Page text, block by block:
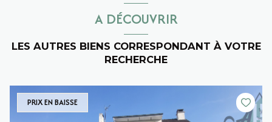
A DÉCOUVRIR
LES AUTRES BIENS CORRESPONDANT À VOTRE
RECHERCHE
PRIX EN BAISSE